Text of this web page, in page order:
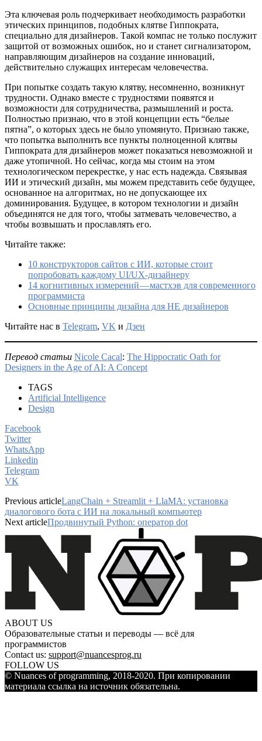
Эта ключевая роль подчеркивает необходимость разработки
этических принципов, подобных клятве Гиппократа,
специально для дизайнеров. Такой компас не только послужит
защитой от возможных ошибок, но и станет сигнализатором,
направляющим дизайнеров на создание инноваций,
действительно служащих интересам человечества.
При попытке создать такую клятву, несомненно, возникнут
трудности. Однако вместе с трудностями появятся и
возможности для сотрудничества, размышлений и роста.
Полностью признаю, что в этой концепции есть “белые
пятна”, о которых здесь не было упомянуто. Признаю также,
что попытка выполнить все пункты полноценной клятвы
Гиппократа для дизайнеров может показаться невозможной и
даже утопичной. Но сейчас, когда мы стоим на этом
технологическом перекрестке, у нас есть надежда. Связывая
ИИ и этический дизайн, мы можем представить себе будущее,
основанное на алгоритмах, но не допускающее их
доминирования. Будущее, в котором технологии и дизайн
объединятся не для того, чтобы затмевать человечество, а
чтобы возвышать и прославлять его.
Читайте также:
10 конструкторов сайтов с ИИ, которые стоит
попробовать каждому UI/UX-дизайнеру
14 когнитивных измерений — мастхэв для современного
программиста
Основные принципы дизайна для НЕ дизайнеров
Читайте нас в Telegram, VK и Дзен
Перевод статьи Nicole Cacal: The Hippocratic Oath for
Designers in the Age of AI: A Concept
TAGS
Artificial Intelligence
Design
Facebook
Twitter
WhatsApp
Linkedin
Telegram
VK
Previous articleLangChain + Streamlit + LlaMA: установка
диалогового бота с ИИ на локальный компьютер
Next articleПродвинутый Python: оператор dot
ABOUT US
Образовательные статьи и переводы — всё для
программистов
Contact us: support@nuancesprog.ru
FOLLOW US
© Nuances of programming, 2018-2020. При копировании
материала ссылка на источник обязательна.